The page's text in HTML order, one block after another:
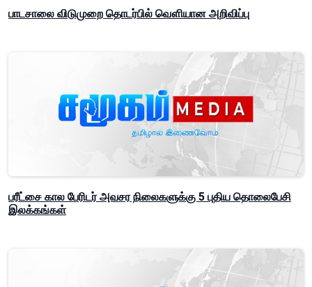
பாடசாலை விடுமுறை தொடர்பில் வௌியான அறிவிப்பு
பரீட்சை கால பேரிடர் அவசர நிலைகளுக்கு 5 புதிய தொலைபேசி
இலக்கங்கள்